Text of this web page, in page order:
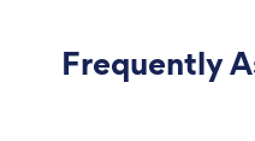
Frequently